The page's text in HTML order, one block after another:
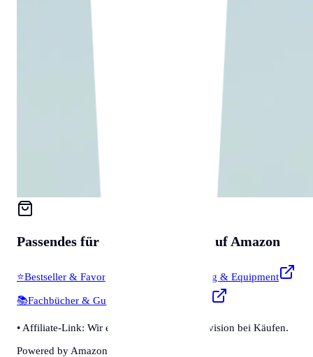
Passendes für Zubehör & Tools auf Amazon
⭐Bestseller & Favoriten
Profi-Werkzeug & Equipment
📚Fachbücher & Guides
• Affiliate-Link: Wir erhalten eine kleine Provision bei Käufen.
Powered by Amazon 🛒